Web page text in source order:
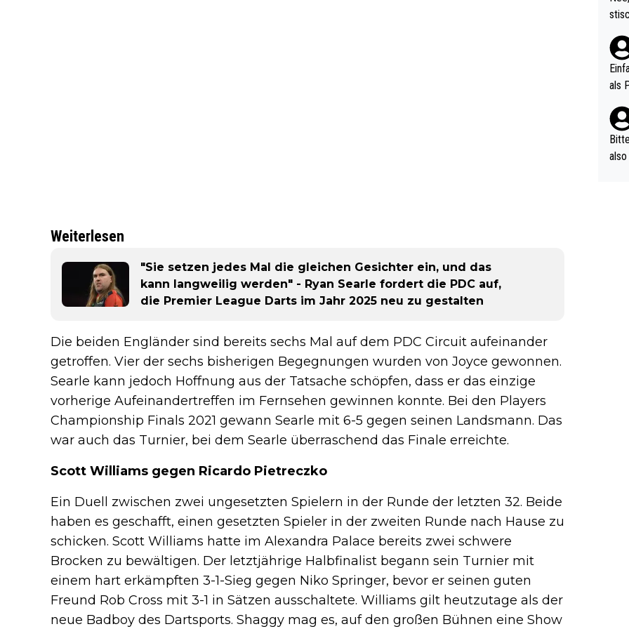
Weiterlesen
"Sie setzen jedes Mal die gleichen Gesichter ein, und das
kann langweilig werden" - Ryan Searle fordert die PDC auf,
die Premier League Darts im Jahr 2025 neu zu gestalten
Die beiden Engländer sind bereits sechs Mal auf dem PDC Circuit aufeinander
getroffen. Vier der sechs bisherigen Begegnungen wurden von Joyce gewonnen.
Searle kann jedoch Hoffnung aus der Tatsache schöpfen, dass er das einzige
vorherige Aufeinandertreffen im Fernsehen gewinnen konnte. Bei den Players
Championship Finals 2021 gewann Searle mit 6-5 gegen seinen Landsmann. Das
war auch das Turnier, bei dem Searle überraschend das Finale erreichte.
Scott Williams gegen Ricardo Pietreczko
Ein Duell zwischen zwei ungesetzten Spielern in der Runde der letzten 32. Beide
haben es geschafft, einen gesetzten Spieler in der zweiten Runde nach Hause zu
schicken. Scott Williams hatte im Alexandra Palace bereits zwei schwere
Brocken zu bewältigen. Der letztjährige Halbfinalist begann sein Turnier mit
einem hart erkämpften 3-1-Sieg gegen Niko Springer, bevor er seinen guten
Freund Rob Cross mit 3-1 in Sätzen ausschaltete. Williams gilt heutzutage als der
neue Badboy des Dartsports. Shaggy mag es, auf den großen Bühnen eine Show
(in
als
nes
ttler
vV
als